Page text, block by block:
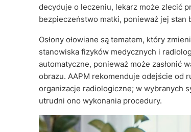
decyduje o leczeniu, lekarz może zlecić
bezpieczeństwo matki, ponieważ jej stan
Osłony ołowiane są tematem, który
stanowiska fizyków medycznych i
automatyczne, ponieważ może zasłonić
obrazu. AAPM rekomenduje odejście od
organizacje radiologiczne; w wybranych
utrudni ono wykonania procedury.